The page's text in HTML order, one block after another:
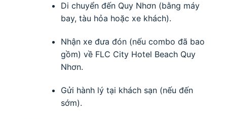
Di chuyển đến Quy Nhơn (bằng máy
bay, tàu hỏa hoặc xe khách).
Nhận xe đưa đón (nếu combo đã bao
gồm) về FLC City Hotel Beach Quy
Nhơn.
Gửi hành lý tại khách sạn (nếu đến
sớm).